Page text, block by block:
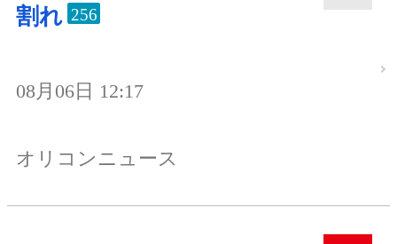
割れ 256
08月06日 12:17
オリコンニュース